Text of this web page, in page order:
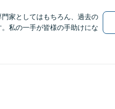
家としてはもちろん、過去の
私の一手が皆様の手助けにな